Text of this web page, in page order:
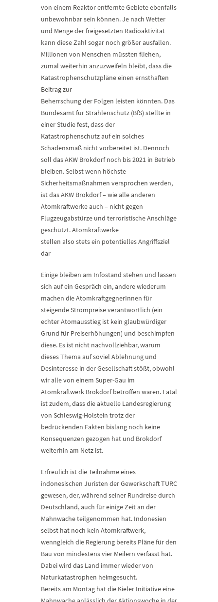
von einem Reaktor entfernte Gebiete ebenfalls
unbewohnbar sein können. Je nach Wetter
und Menge der freigesetzten Radioaktivität
kann diese Zahl sogar noch größer ausfallen.
Millionen von Menschen müssten fliehen,
zumal weiterhin anzuzweifeln bleibt, dass die
Katastrophenschutzpläne einen ernsthaften
Beitrag zur
Beherrschung der Folgen leisten könnten. Das
Bundesamt für Strahlenschutz (BfS) stellte in
einer Studie fest, dass der
Katastrophenschutz auf ein solches
Schadensmaß nicht vorbereitet ist. Dennoch
soll das AKW Brokdorf noch bis 2021 in Betrieb
bleiben. Selbst wenn höchste
Sicherheitsmaßnahmen versprochen werden,
ist das AKW Brokdorf – wie alle anderen
Atomkraftwerke auch – nicht gegen
Flugzeugabstürze und terroristische Anschläge
geschützt. Atomkraftwerke
stellen also stets ein potentielles Angriffsziel
dar
Einige bleiben am Infostand stehen und lassen
sich auf ein Gespräch ein, andere wiederum
machen die AtomkraftgegnerInnen für
steigende Strompreise verantwortlich (ein
echter Atomausstieg ist kein glaubwürdiger
Grund für Preiserhöhungen) und beschimpfen
diese. Es ist nicht nachvollziehbar, warum
dieses Thema auf soviel Ablehnung und
Desinteresse in der Gesellschaft stößt, obwohl
wir alle von einem Super-Gau im
Atomkraftwerk Brokdorf betroffen wären. Fatal
ist zudem, dass die aktuelle Landesregierung
von Schleswig-Holstein trotz der
bedrückenden Fakten bislang noch keine
Konsequenzen gezogen hat und Brokdorf
weiterhin am Netz ist.
Erfreulich ist die Teilnahme eines
indonesischen Juristen der Gewerkschaft TURC
gewesen, der, während seiner Rundreise durch
Deutschland, auch für einige Zeit an der
Mahnwache teilgenommen hat. Indonesien
selbst hat noch kein Atomkraftwerk,
wenngleich die Regierung bereits Pläne für den
Bau von mindestens vier Meilern verfasst hat.
Dabei wird das Land immer wieder von
Naturkatastrophen heimgesucht.
Bereits am Montag hat die Kieler Initiative eine